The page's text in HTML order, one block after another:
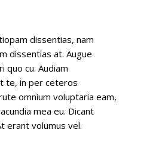
dissentias, nam
dissentias at. Augue
quo cu. Audiam
te, in per ceteros
omnium voluptaria eam,
mea eu. Dicant
erant volumus vel.